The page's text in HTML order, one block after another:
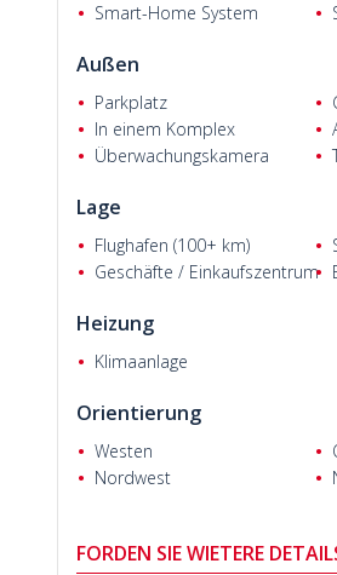
Smart-Home System
Außen
Parkplatz
In einem Komplex
Überwachungskamera
Lage
Flughafen (100+ km)
Geschäfte / Einkaufszentrum
Heizung
Klimaanlage
Orientierung
Westen
Nordwest
FORDEN SIE WIETERE